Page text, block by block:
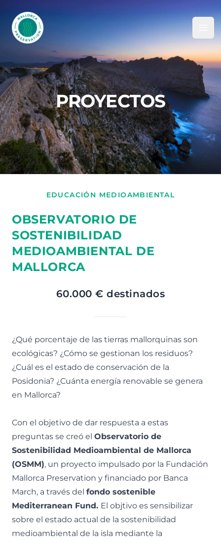
Mallorca Preservation Foundation
PROYECTOS
EDUCACIÓN MEDIOAMBIENTAL
OBSERVATORIO DE
SOSTENIBILIDAD
MEDIOAMBIENTAL DE
MALLORCA
60.000 € destinados
¿Qué porcentaje de las tierras mallorquinas son
ecológicas? ¿Cómo se gestionan los residuos?
¿Cuál es el estado de conservación de la
Posidonia? ¿Cuánta energía renovable se genera
en Mallorca?
Con el objetivo de dar respuesta a estas
preguntas se creó el Observatorio de
Sostenibilidad Medioambiental de Mallorca
(OSMM), un proyecto impulsado por la Fundación
Mallorca Preservation y financiado por Banca
March, a través del fondo sostenible
Mediterranean Fund. El objtivo es sensibilizar
sobre el estado actual de la sostenibilidad
medioambiental de la isla mediante la